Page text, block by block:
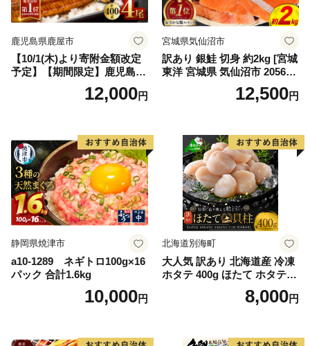
鹿児島県鹿屋市
【10/1(木)より寄附金額改定
予定】【期間限定】鹿児島県
大隅産うなぎ蒲焼4尾（400
g） KN007-02312,000円
宮城県気仙沼市
訳あり 銀鮭 切身 約2kg [宮城
東洋 宮城県 気仙沼市 205649
91] 鮭 魚介類 海鮮 訳アリ 規
格外 不揃い さけ サケ 鮭切身
切り身 魚 わけあり
12,500円
静岡県焼津市
a10-1289 ネギトロ100g×16
パック 合計1.6kg
10,000円
北海道別海町
大人気 訳あり 北海道産 冷凍
ホタテ 400g ほたて ホタテ
8,000円